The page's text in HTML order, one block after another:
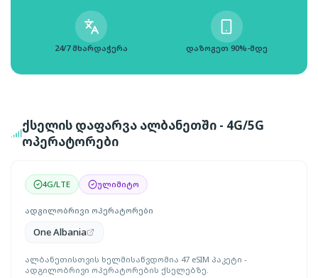
24/7 მხარდაჭერა დაზოგეთ 90%-მდე
ქსელის დაფარვა ალბანეთში - 4G/5G
ოპერატორები
4G/LTE ულიმიტო
ადგილობრივი ოპერატორები
One Albania
ალბანეთისთვის ხელმისაწვდომია 47 eSIM პაკეტი -
ადგილობრივი ოპერატორების ქსელებზე.